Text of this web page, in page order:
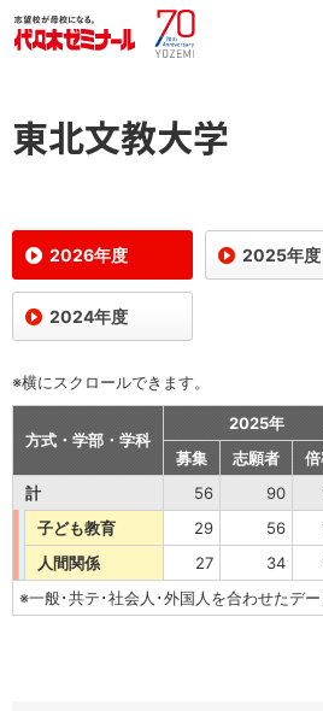
東北文教大学
2026年度 2025年度
2024年度
※横にスクロールできます。
方式・学部・学科
2025年
募集
志願者
計
56 90
子ども教育
29 56
人間関係
27 34
※一般･共テ･社会人･外国人を合わせたデー